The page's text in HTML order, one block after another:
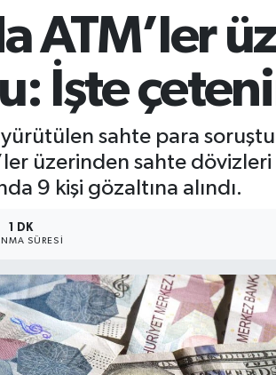
ATM’ler
İşte
sahte para
üzerinden sahte
9 kişi gözaltına alındı.
1 DK
SÜRESI